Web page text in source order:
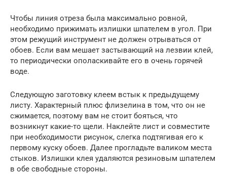
Чтобы линия отреза была максимально ровной,
необходимо прижимать излишки шпателем в угол. При
этом режущий инструмент не должен отрываться от
обоев. Если вам мешает застывающий на лезвии клей,
то периодически ополаскивайте его в очень горячей
воде.
Следующую заготовку клеем встык к предыдущему
листу. Характерный плюс флизелина в том, что он не
сжимается, поэтому вам не стоит бояться, что
возникнут какие-то щели. Наклейте лист и совместите
при необходимости рисунок, слегка подтягивая его к
первому куску обоев. Далее прогладьте валиком места
стыков. Излишки клея удаляются резиновым шпателем
в обе свободные стороны.